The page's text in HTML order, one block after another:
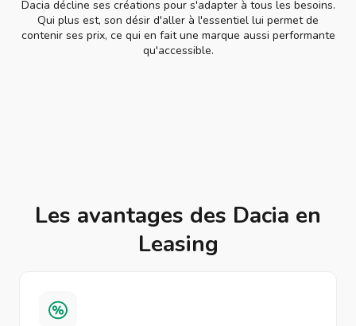
Dacia décline ses créations pour s'adapter à tous les besoins.
Qui plus est, son désir d'aller à l'essentiel lui permet de
contenir ses prix, ce qui en fait une marque aussi performante
qu'accessible.
Les avantages des Dacia en
Leasing